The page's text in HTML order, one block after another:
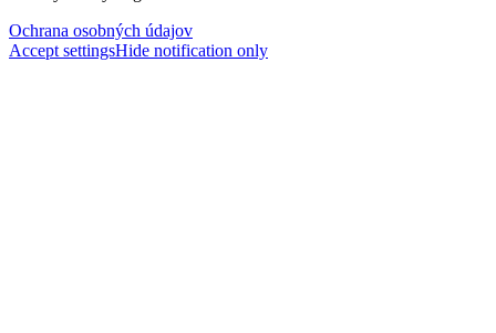
Ochrana osobných údajov
Accept settingsHide notification only